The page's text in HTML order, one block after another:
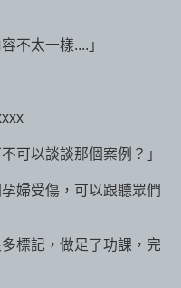
不太一樣....」
可以談談那個案例？」
婦受傷，可以跟聽眾們
標記，做足了功課，完